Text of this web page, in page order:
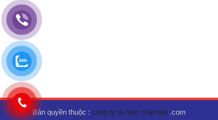
Bản quyền thuộc : công ty du học nhật bản .com